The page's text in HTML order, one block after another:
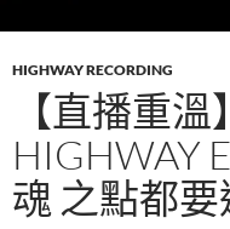
HIGHWAY RECORDING
【直播重
HIGHWAY
魂 之點都